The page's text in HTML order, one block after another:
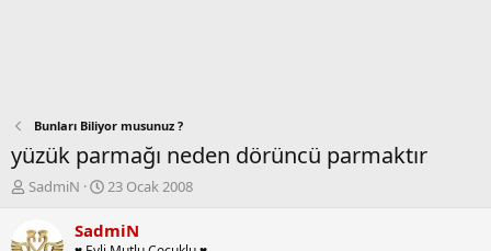
Bunları Biliyor musunuz ?
yüzük parmağı neden dörüncü parmaktır
K
n
b
SadmiN
B
ş
23 Ocak 2008
SadmiN